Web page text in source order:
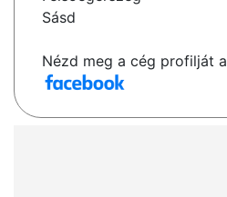
Sásd
Nézd meg a cég profilját a